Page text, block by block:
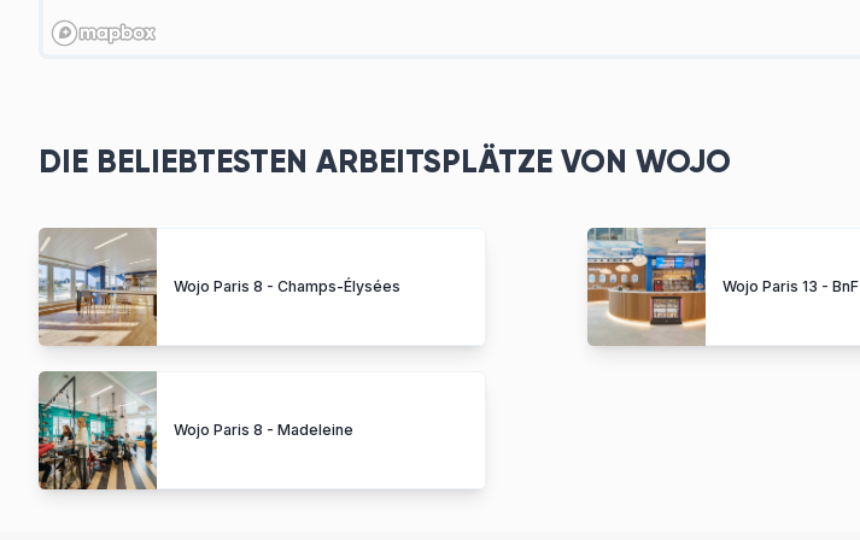
DIE BELIEBTESTEN ARBEITSPLÄTZE VON WOJO
Wojo Paris 8 - Champs-Élysées Wojo Paris 13 - BnF
Wojo Paris 8 - Madeleine